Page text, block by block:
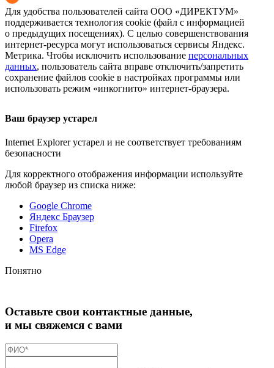
Для удобства пользователей сайта ООО «ДИРЕКТУМ»
поддерживается технология cookie (файл с информацией
о предыдущих посещениях). С целью совершенствования
интернет-ресурса могут использоваться сервисы Яндекс.
Метрика. Чтобы исключить использование персональных
данных, пользователь сайта вправе отключить/запретить
сохранение файлов cookie в настройках программы или
использовать режим «инкогнито» интернет-браузера.
Ваш браузер устарел
Internet Explorer устарел и не соответствует требованиям
безопасности
Для корректного отображения информации используйте
любой браузер из списка ниже:
Google Chrome
Яндекс Браузер
Firefox
Opera
MS Edge
Понятно
Оставьте свои контактные данные,
и мы свяжемся с вами